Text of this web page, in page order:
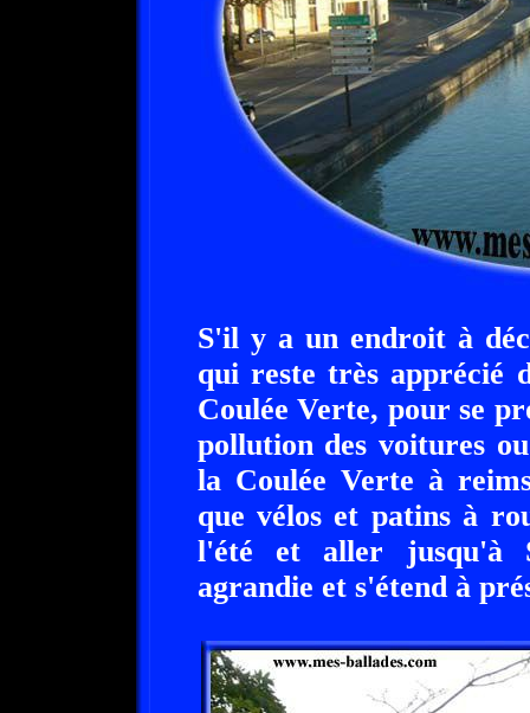
S'il y a un endroit à
qui reste très apprécié
Coulée Verte, pour se
pollution des voitures
la Coulée Verte à
que vélos et patins à
l'été et aller jusqu'à
agrandie et s'étend à